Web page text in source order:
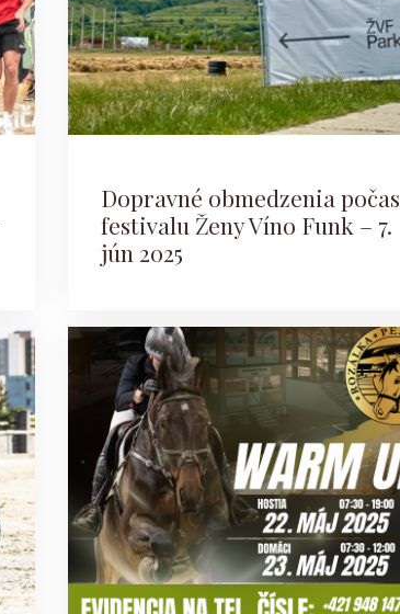
Dopravné obmedzenia počas
festivalu Ženy Víno Funk – 7.
jún 2025